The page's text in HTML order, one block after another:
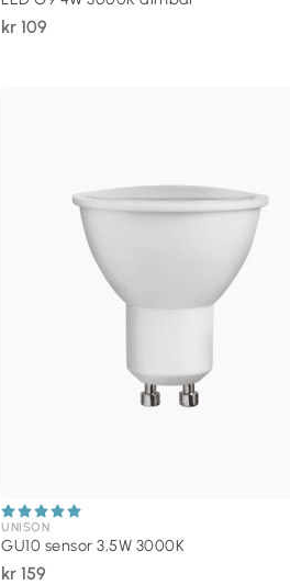
kr 109
UNISON
GU10 sensor 3,5W 3000K
kr 159